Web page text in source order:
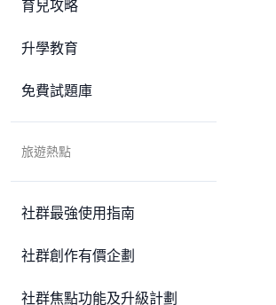
育兒攻略
升學教育
免費試題庫
旅遊熱點
社群最強使用指南
社群創作有價企劃
社群焦點功能及升級計劃